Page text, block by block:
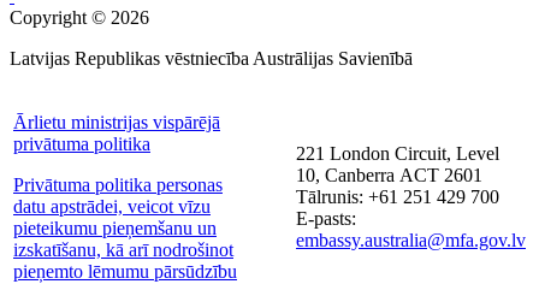
Copyright © 2026
Latvijas Republikas vēstniecība Austrālijas Savienībā
Ārlietu ministrijas vispārējā
privātuma politika
Privātuma politika personas
datu apstrādei, veicot vīzu
pieteikumu pieņemšanu un
izskatīšanu, kā arī nodrošinot
pieņemto lēmumu pārsūdzību
221 London Circuit, Level
10, Canberra ACT 2601
Tālrunis: +61 251 429 700
E-pasts:
embassy.australia@mfa.gov.lv